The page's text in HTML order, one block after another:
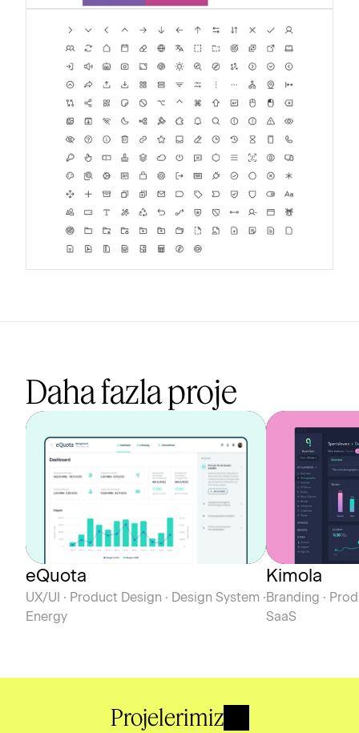
Daha fazla proje
eQuota
UX/UI · Product Design · Design System ·
Energy
Kimola
Branding ·
SaaS
Projelerimiz